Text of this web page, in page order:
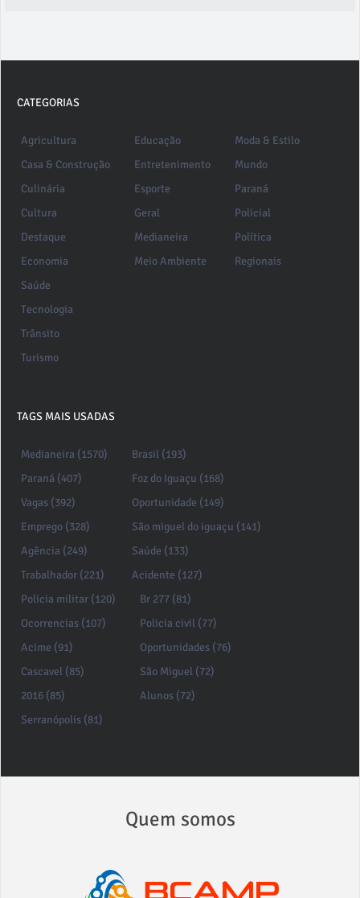
CATEGORIAS
Agricultura
Casa & Construção
Culinária
Cultura
Destaque
Economia
Educação
Entretenimento
Esporte
Geral
Medianeira
Meio Ambiente
Moda & Estilo
Mundo
Paraná
Policial
Política
Regionais
Saúde
Tecnologia
Trânsito
Turismo
TAGS MAIS USADAS
Medianeira (1570)
Paraná (407)
Vagas (392)
Emprego (328)
Agência (249)
Trabalhador (221)
Brasil (193)
Foz do Iguaçu (168)
Oportunidade (149)
São miguel do iguaçu (141)
Saúde (133)
Acidente (127)
Policia militar (120)
Ocorrencias (107)
Acime (91)
Cascavel (85)
2016 (85)
Serranópolis (81)
Br 277 (81)
Policia civil (77)
Oportunidades (76)
São Miguel (72)
Alunos (72)
Quem somos